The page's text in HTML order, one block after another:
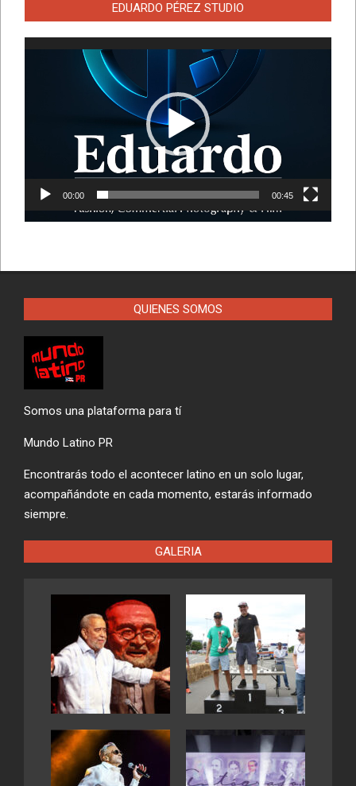
EDUARDO PÉREZ STUDIO
Reproductor
00:00 00:45
QUIENES SOMOS
Somos una plataforma para tí
Mundo Latino PR
Encontrarás todo el acontecer latino en un solo lugar,
acompañándote en cada momento, estarás informado
siempre.
GALERIA